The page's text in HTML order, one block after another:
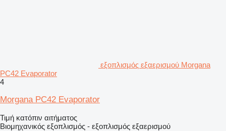
εξοπλισμός εξαερισμού Morgana
PC42 Evaporator
4
Morgana PC42 Evaporator
Τιμή κατόπιν αιτήματος
Βιομηχανικός εξοπλισμός - εξοπλισμός εξαερισμού